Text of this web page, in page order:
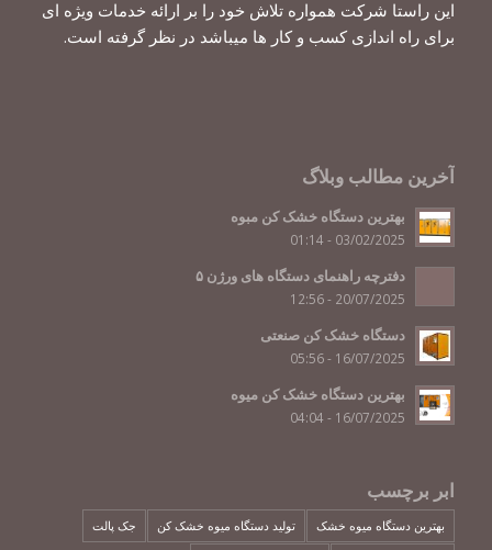
این راستا شرکت همواره تلاش خود را بر ارائه خدمات ویژه ای
برای راه اندازی کسب و کار ها میباشد در نظر گرفته است.
آخرین مطالب وبلاگ
بهترین دستگاه خشک کن مبوه
03/02/2025 - 01:14
دفترچه راهنمای دستگاه های ورژن ۵
20/07/2025 - 12:56
دستگاه خشک کن صنعتی
16/07/2025 - 05:56
بهترین دستگاه خشک کن میوه
16/07/2025 - 04:04
ابر برچسب
بهترین دستگاه میوه خشک تولید دستگاه میوه خشک کن جک پالت